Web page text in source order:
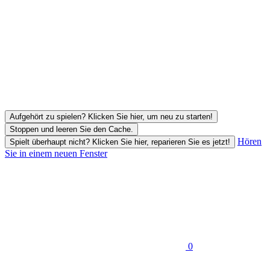
Aufgehört zu spielen? Klicken Sie hier, um neu zu starten!
Stoppen und leeren Sie den Cache.
Spielt überhaupt nicht? Klicken Sie hier, reparieren Sie es jetzt!
Hören
Sie in einem neuen Fenster
0